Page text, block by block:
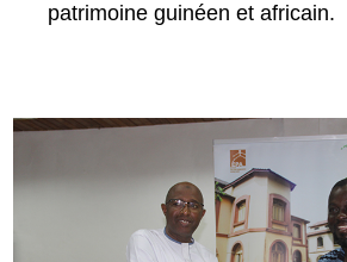
patrimoine guinéen et africain.